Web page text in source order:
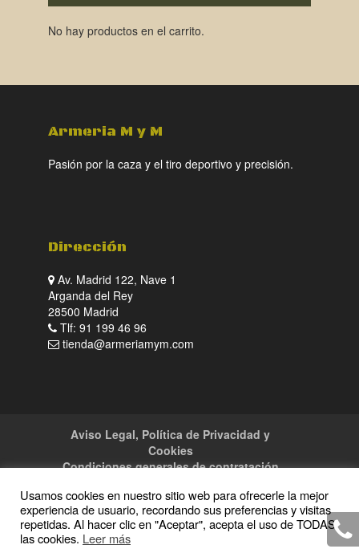
No hay productos en el carrito.
Armeria M y M
Pasión por la caza y el tiro deportivo y precisión.
Dirección
Av. Madrid 122, Nave 1
Arganda del Rey
28500 Madrid
Tlf: 91 199 46 96
tienda@armeriamym.com
Aviso Legal, Política de Privacidad y
Cookies
Condiciones generales de contratación
Usamos cookies en nuestro sitio web para ofrecerle la mejor
experiencia de usuario, recordando sus preferencias y visitas
repetidas. Al hacer clic en "Aceptar", acepta el uso de TODAS
las cookies. Leer más